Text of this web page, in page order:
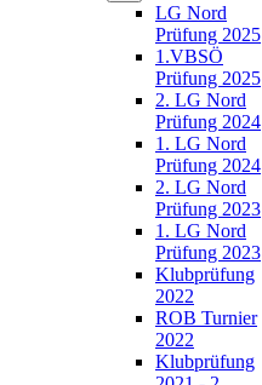
LG Nord
Prüfung 2025
1.VBSÖ
Prüfung 2025
2. LG Nord
Prüfung 2024
1. LG Nord
Prüfung 2024
2. LG Nord
Prüfung 2023
1. LG Nord
Prüfung 2023
Klubprüfung
2022
ROB Turnier
2022
Klubprüfung